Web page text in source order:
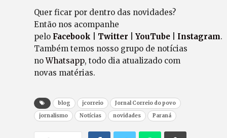
Quer ficar por dentro das novidades?
Então nos acompanhe
pelo Facebook Twitter YouTube| Instagram.
Também temos nosso grupo de notícias
noWhatsapp, todo dia atualizado com
novas matérias.
blog jcorreio
Jornal Correio do povo
jornalismo
Notícias novidades Paraná